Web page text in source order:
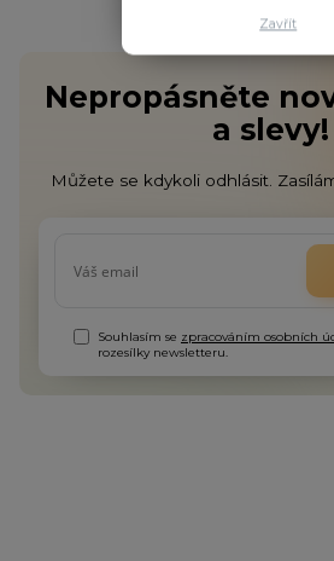
Nepropásněte
a slevy!
Můžete se kdykoli odhlásit.
Souhlasím se zpracováním osobních
rozesílky newsletteru.
Zavřít